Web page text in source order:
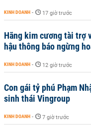
KINH DOANH - 17 giờ trước
Hãng kim cương tài trợ
hậu thông báo ngừng
KINH DOANH - 12 giờ trước
Con gái tỷ phú Phạm
sinh thái Vingroup
KINH DOANH - 7 giờ trước